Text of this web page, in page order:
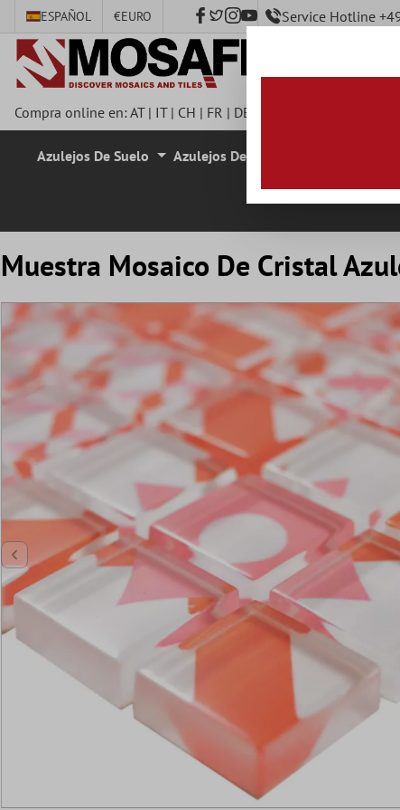
principal
ESPAÑOL €EURO Service Hotline
Compra online en:AT| IT| CH | FR | DE
Azulejos De Suelo Azulejos De Pared
Muestra Mosaico De Cristal